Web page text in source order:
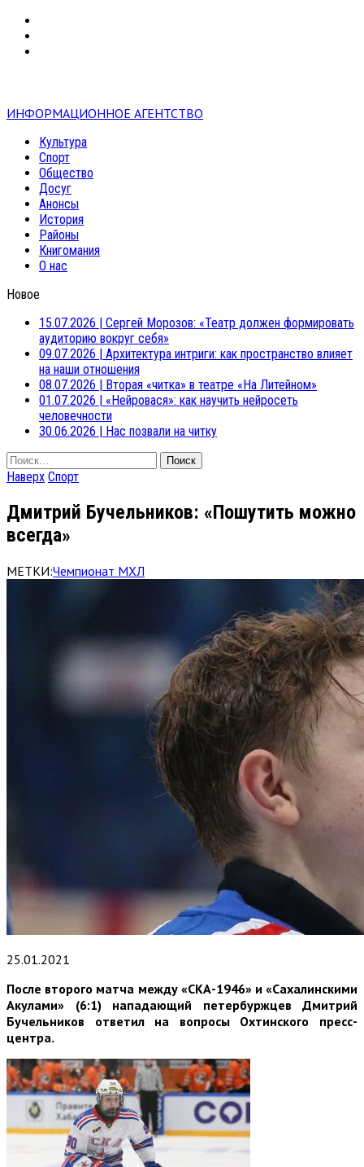
ИНФОРМАЦИОННОЕ АГЕНТСТВО
Культура
Спорт
Общество
Досуг
Анонсы
История
Районы
Книгомания
О нас
Новое
15.07.2026 | Сергей Морозов: «Театр должен формировать
аудиторию вокруг себя»
09.07.2026 | Архитектура интриги: как пространство влияет
на наши отношения
08.07.2026 | Вторая «читка» в театре «На Литейном»
01.07.2026 | «Нейровася»: как научить нейросеть
человечности
30.06.2026 | Нас позвали на читку
Найти:
Наверх Спорт
Дмитрий Бучельников: «Пошутить можно
всегда»
МЕТКИ:Чемпионат МХЛ
25.01.2021
После второго матча между «СКА-1946» и «Сахалинскими
Акулами» (6:1) нападающий петербуржцев Дмитрий
Бучельников ответил на вопросы Охтинского пресс-
центра.